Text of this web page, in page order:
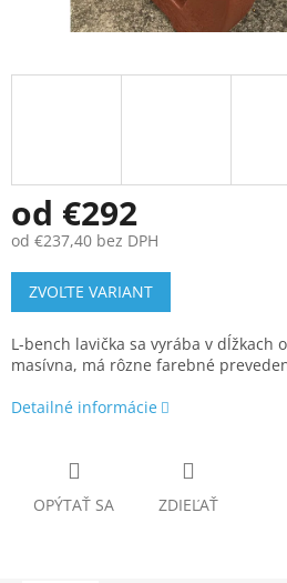
od €292
od €237,40 bez DPH
Jednotková
cena:
ZVOĽTE VARIANT
L-bench lavička sa vyrába v dĺžkach
masívna, má rôzne farebné
Detailné informácie
OPÝTAŤ SA ZDIEĽAŤ